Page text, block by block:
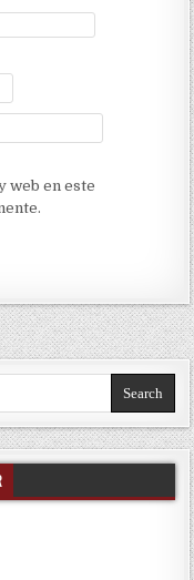
web en este